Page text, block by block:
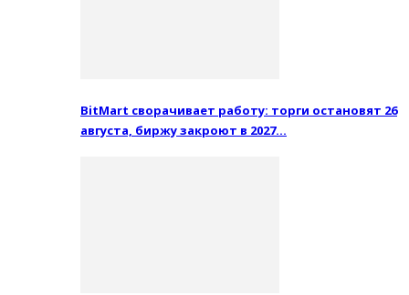
BitMart сворачивает работу: торги остановят 26
августа, биржу закроют в 2027…